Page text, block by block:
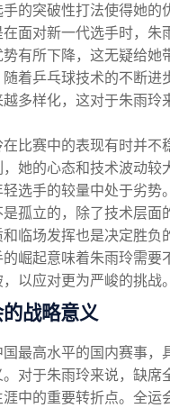
的突破性打法使得她的
面对新一代选手时，朱
有所下降，这无疑给她
着乒乓球技术的不断进
多样化，这对于朱雨玲
比赛中的表现有时并不
她的心态和技术波动较
选手的较量中处于劣势
孤立的，除了技术层面
临场发挥也是决定胜负
崛起意味着朱雨玲需要
以应对更为严峻的挑战。
战略意义
最高水平的国内赛事，
对于朱雨玲来说，缺席
中的重要转折点。全运